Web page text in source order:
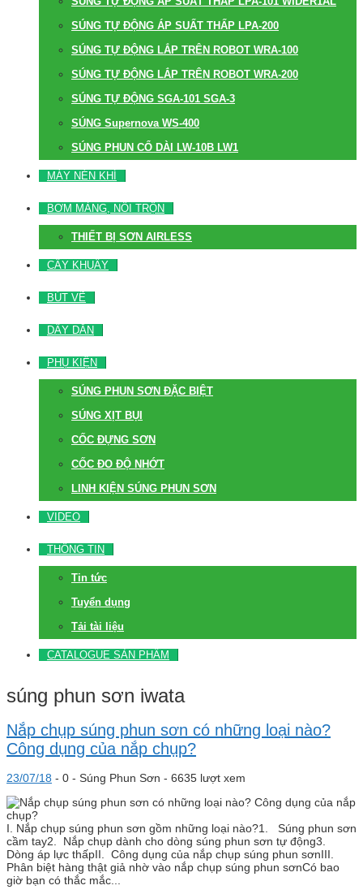
SÚNG TỰ ĐỘNG ÁP SUẤT THẤP LPA-200
SÚNG TỰ ĐỘNG LẮP TRÊN ROBOT WRA-100
SÚNG TỰ ĐỘNG LẮP TRÊN ROBOT WRA-200
SÚNG TỰ ĐỘNG SGA-101 SGA-3
SÚNG Supernova WS-400
SÚNG PHUN CỔ DÀI LW-10B LW1
MÁY NÉN KHÍ
BƠM MÀNG, NỒI TRỘN
THIẾT BỊ SƠN AIRLESS
CÂY KHUẤY
BÚT VẼ
DÂY DẪN
PHỤ KIỆN
SÚNG PHUN SƠN ĐẶC BIỆT
SÚNG XỊT BỤI
CỐC ĐỰNG SƠN
CỐC ĐO ĐỘ NHỚT
LINH KIỆN SÚNG PHUN SƠN
VIDEO
THÔNG TIN
Tin tức
Tuyển dụng
Tải tài liệu
CATALOGUE SẢN PHẨM
súng phun sơn iwata
Nắp chụp súng phun sơn có những loại nào?
Công dụng của nắp chụp?
23/07/18 - 0 - Súng Phun Sơn - 6635 lượt xem
I. Nắp chụp súng phun sơn gồm những loại nào?1. Súng phun sơn
cầm tay2. Nắp chụp dành cho dòng súng phun sơn tự động3.
Dòng áp lực thấpII. Công dụng của nắp chụp súng phun sơnIII.
Phân biệt hàng thật giả nhờ vào nắp chụp súng phun sơnCó bao
giờ bạn có thắc mắc...